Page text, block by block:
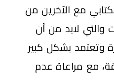
مع الآخرين من
والتي لابد من أن
وتعتمد بشكل كبير
مع مراعاة عدم